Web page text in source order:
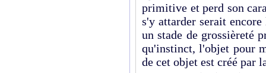
primitive et perd son
s'y attarder serait
un stade de grossièreté
qu'instinct, l'objet pour
de cet objet est créé par